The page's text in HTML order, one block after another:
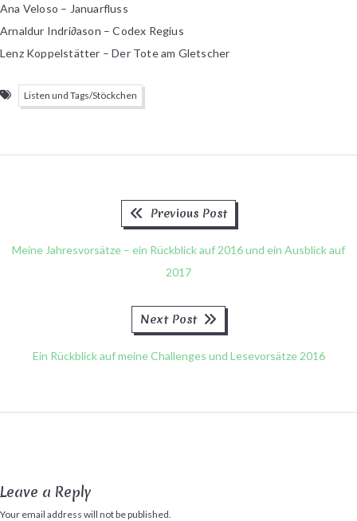
Ana Veloso – Januarfluss
Arnaldur Indri∂ason – Codex Regius
Lenz Koppelstätter – Der Tote am Gletscher
Listen und Tags/Stöckchen
BeitragsnavigationPrevious Post
Meine Jahresvorsätze – ein Rückblick auf 2016 und ein Ausblick auf
2017
Next Post
Ein Rückblick auf meine Challenges und Lesevorsätze 2016
Leave a Reply
Your email address will not be published.